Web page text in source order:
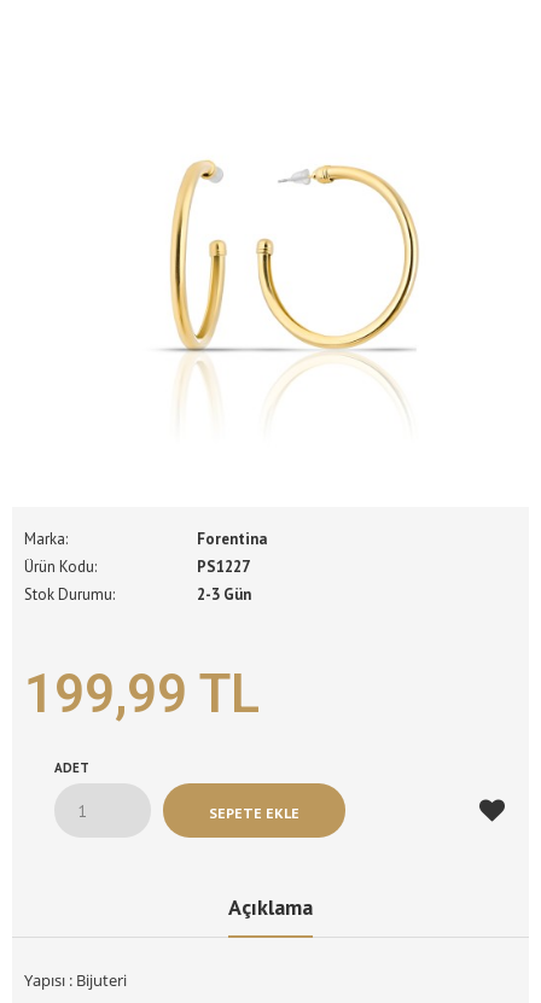
Marka:
Forentina
Ürün Kodu:
PS1227
Stok Durumu:
2-3 Gün
199,99 TL
ADET
Açıklama
Yapısı : Bijuteri